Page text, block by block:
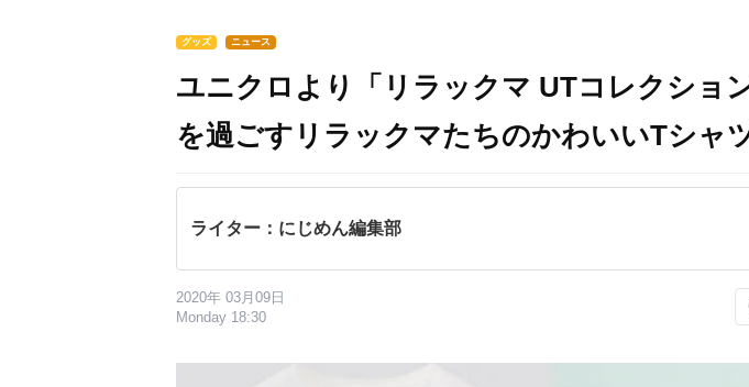
グッズ ニュース
ユニクロより「リラックマ UTコレクショ
を過ごすリラックマたちのかわいいTシャ
ライター：にじめん編集部
2020年 03月09日
Monday 18:30